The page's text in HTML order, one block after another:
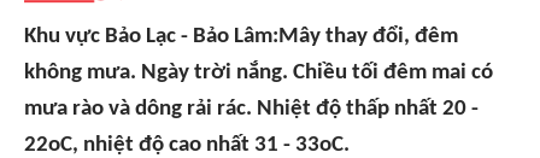
Khu vực Bảo Lạc - Bảo Lâm:Mây thay đổi, đêm
không mưa. Ngày trời nắng. Chiều tối đêm mai có
mưa rào và dông rải rác. Nhiệt độ thấp nhất 20 -
22oC, nhiệt độ cao nhất 31 - 33oC.